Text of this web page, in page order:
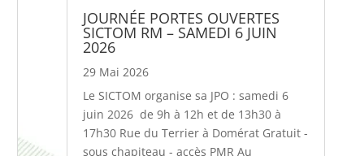
JOURNÉE PORTES OUVERTES
SICTOM RM – SAMEDI 6 JUIN
2026
29 Mai 2026
Le SICTOM organise sa JPO : samedi 6
juin 2026 de 9h à 12h et de 13h30 à
17h30 Rue du Terrier à Domérat Gratuit -
sous chapiteau - accès PMR Au